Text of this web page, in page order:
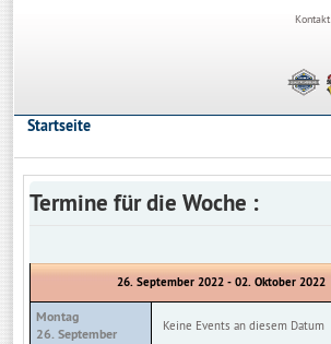
Kontakt
Startseite
Termine für die Woche :
26. September 2022 - 02. Oktober 2022
Montag
26. September
Keine Events an diesem Datum